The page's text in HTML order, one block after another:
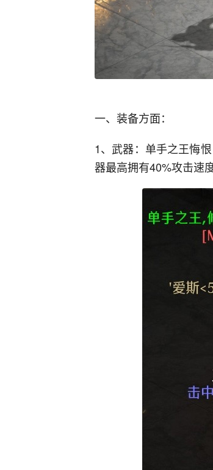
一、装备方面：
1、武器：单手之王悔
器最高拥有40%攻击速